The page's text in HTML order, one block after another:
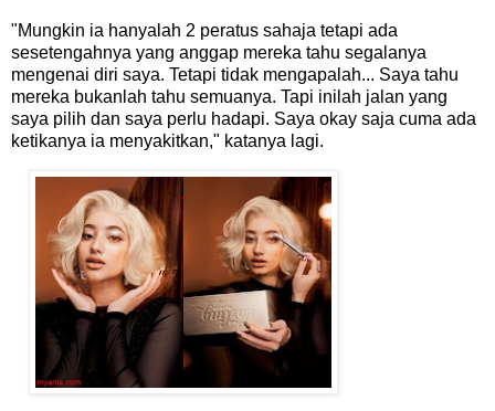
"Mungkin ia hanyalah 2 peratus sahaja tetapi ada
sesetengahnya yang anggap mereka tahu segalanya
mengenai diri saya. Tetapi tidak mengapalah... Saya tahu
mereka bukanlah tahu semuanya. Tapi inilah jalan yang
saya pilih dan saya perlu hadapi. Saya okay saja cuma ada
ketikanya ia menyakitkan," katanya lagi.